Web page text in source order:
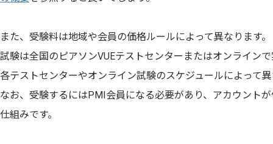
また、受験料は地域や会員の価格ルールによって異なります。
試験は全国のピアソンVUEテストセンターまたはオンライン
各テストセンターやオンライン試験のスケジュールによって
なお、受験するにはPMI会員になる必要があり、アカウント
仕組みです。